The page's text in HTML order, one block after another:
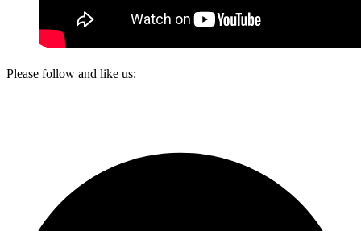
Please follow and like us: